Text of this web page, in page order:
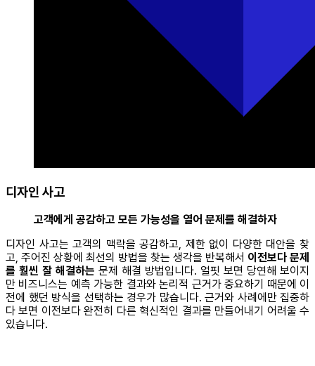
디자인 사고
고객에게 공감하고 모든 가능성을 열어 문제를 해결하자
디자인 사고는 고객의 맥락을 공감하고, 제한 없이 다양한 대안을 찾
고, 주어진 상황에 최선의 방법을 찾는 생각을 반복해서 이전보다 문제
를 훨씬 잘 해결하는 문제 해결 방법입니다. 얼핏 보면 당연해 보이지
만 비즈니스는 예측 가능한 결과와 논리적 근거가 중요하기 때문에 이
전에 했던 방식을 선택하는 경우가 많습니다. 근거와 사례에만 집중하
다 보면 이전보다 완전히 다른 혁신적인 결과를 만들어내기 어려울 수
있습니다.